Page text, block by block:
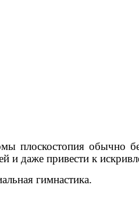
плоскостопия обычно
и даже привести к
гимнастика.